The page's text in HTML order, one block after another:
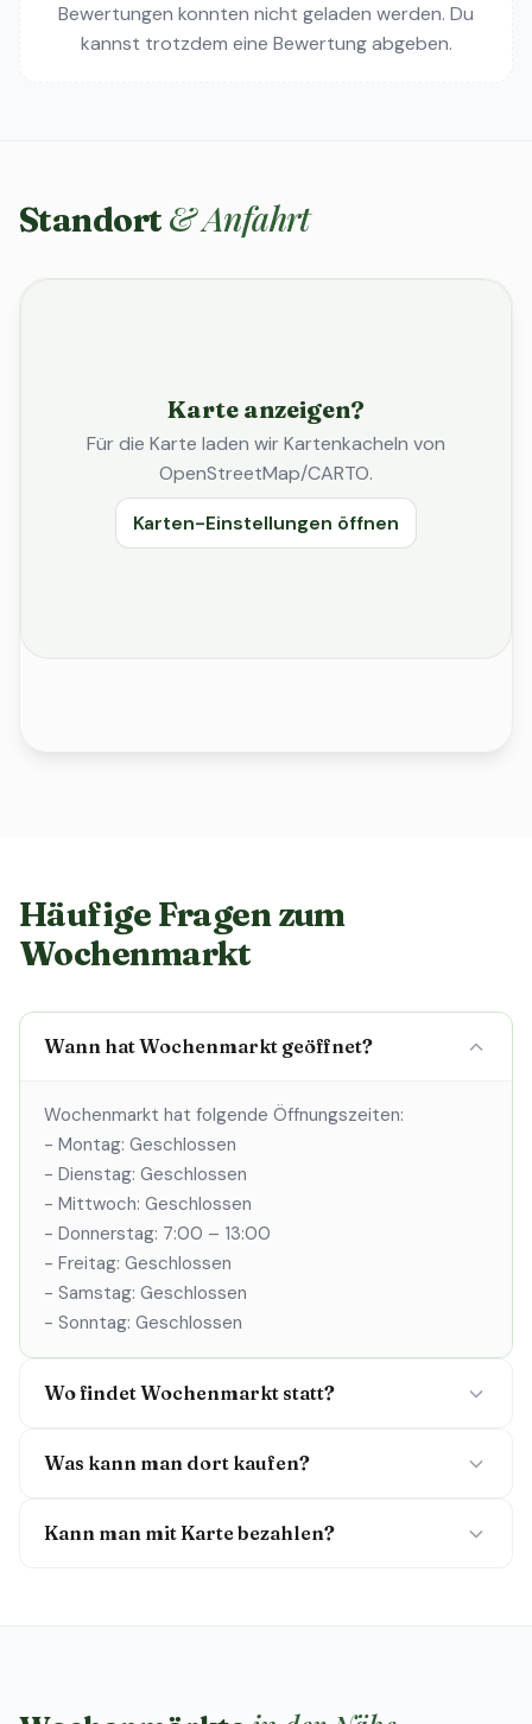
Bewertungen konnten nicht geladen werden. Du
kannst trotzdem eine Bewertung abgeben.
Standort & Anfahrt
Karte anzeigen?
Für die Karte laden wir Kartenkacheln von
OpenStreetMap/CARTO.
Karten-Einstellungen öffnen
Häufige Fragen zum
Wochenmarkt
Wann hat Wochenmarkt geöffnet?
Wochenmarkt hat folgende Öffnungszeiten:
- Montag: Geschlossen
- Dienstag: Geschlossen
- Mittwoch: Geschlossen
- Donnerstag: 7:00 – 13:00
- Freitag: Geschlossen
- Samstag: Geschlossen
- Sonntag: Geschlossen
Wo findet Wochenmarkt statt?
Was kann man dort kaufen?
Kann man mit Karte bezahlen?